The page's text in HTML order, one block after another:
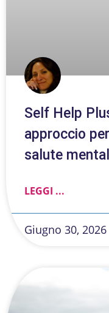
Self Help
approccio
salute
LEGGI ...
Giugno 30, 2026